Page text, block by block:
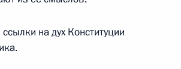
на дух Конституции